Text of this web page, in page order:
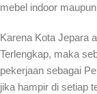
mebel indoor
Karena Kota Jepara
Terlengkap, maka
pekerjaan sebagai
jika hampir di setiap